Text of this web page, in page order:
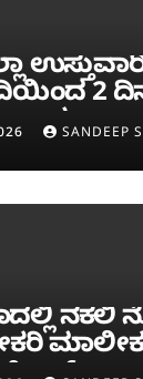
2
SANDEEP
ನಕಲಿ